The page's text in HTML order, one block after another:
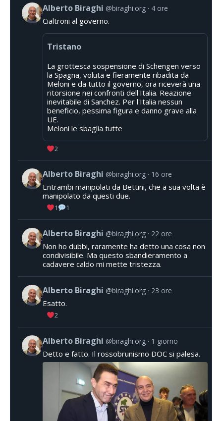
Alberto Biraghi @biraghi.org 4 ore
Cialtroni al governo.
Tristano
La grottesca sospensione di Schengen verso
la Spagna, voluta e fieramente ribadita da
Meloni e da tutto il governo, ora riceverà una
ritorsione nei confronti dell'Italia. Reazione
inevitabile di Sanchez. Per l'Italia nessun
beneficio, pessima figura e danno grave alla
UE.
Meloni le sbaglia tutte
2
Alberto Biraghi @biraghi.org 16 ore
Entrambi manipolati da Bettini, che a sua volta è
manipolato da questi due.
1 1
Alberto Biraghi @biraghi.org 22 ore
Non ho dubbi, raramente ha detto una cosa non
condivisibile. Ma questo sbandieramento a
cadavere caldo mi mette tristezza.
Alberto Biraghi @biraghi.org 23 ore
Esatto.
2
Alberto Biraghi @biraghi.org 1 giorno
Detto e fatto. Il rossobrunismo DOC si palesa.